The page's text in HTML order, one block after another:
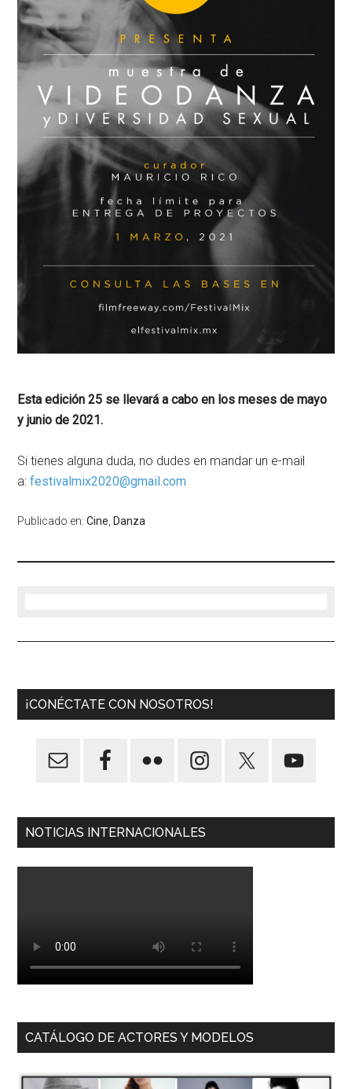
Esta edición 25 se llevará a cabo en los meses de mayo
y junio de 2021.
Si tienes alguna duda, no dudes en mandar un e-mail
a:festivalmix2020@gmail.com
Publicado en:Cine, Danza
¡CONÉCTATE CON NOSOTROS!
NOTICIAS INTERNACIONALES
CATÁLOGO DE ACTORES Y MODELOS